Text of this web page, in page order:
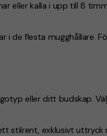
eller kalla i upp till 8
i de flesta mugghållare.
eller ditt budskap.
stilrent, exklusivt uttryck